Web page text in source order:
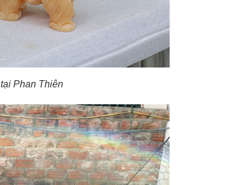
Phan Thiên